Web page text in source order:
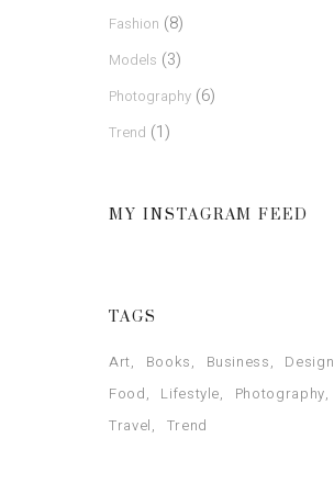
Fashion (8)
Models (3)
Photography (6)
Trend (1)
MY INSTAGRAM FEED
TAGS
Art Books Business Design
Food
Lifestyle Photography
Travel
Trend